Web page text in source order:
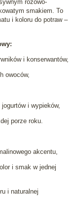
różowo-
smakiem. To
i koloru do potraw –
i konserwantów,
owoców,
i wypieków,
porze roku.
akcentu,
i smak w jednej
i naturalnej